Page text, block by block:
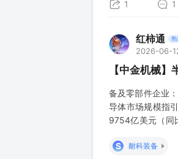
1 1
红柿通 热
2026-06-
【中金机械
备及零部件企业
导体市场规模指
9754亿美元（同
S
耐科装备